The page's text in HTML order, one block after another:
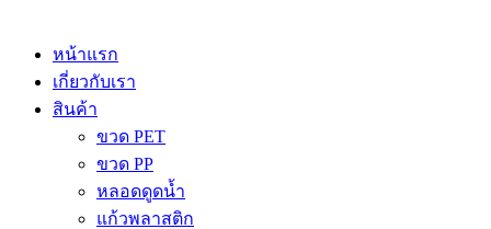
หน้าแรก
เกี่ยวกับเรา
สินค้า
ขวด PET
ขวด PP
หลอดดูดน้ำ
แก้วพลาสติก